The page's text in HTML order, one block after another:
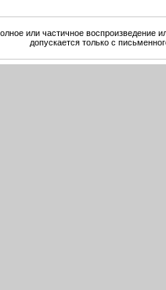
или частичное воспроизведение
допускается только с